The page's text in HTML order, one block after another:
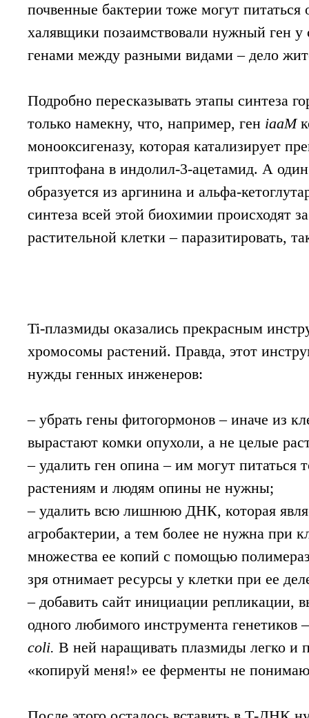
почвенные бактерии тоже могут питаться
халявщики позаимствовали нужный ген у
генами между разными видами – дело
Подробно пересказывать этапы синтеза
только намекну, что, например, ген iaaM
монооксигеназу, которая катализирует
триптофана в индолил-3-ацетамид. А
образуется из аргинина и альфа-
синтеза всей этой биохимии происходят
растительной клетки – паразитировать,
Ti-плазмиды оказались прекрасным
хромосомы растений. Правда, этот
нужды генных инженеров:
– убрать гены фитогормонов – иначе из
вырастают комки опухоли, а не целые
– удалить ген опина – им могут питаться
растениям и людям опины не нужны;
– удалить всю лишнюю ДНК, которая
агробактерии, а тем более не нужна при
множества ее копий с помощью
зря отнимает ресурсы у клетки при ее
– добавить сайт инициации репликации,
одного любимого инструмента
coli. В ней наращивать плазмиды легко и
«копируй меня!» ее ферменты не